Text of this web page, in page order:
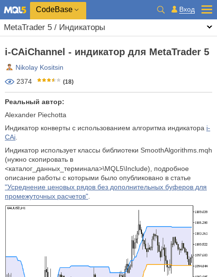
CodeBase Вход
MetaTrader 5 / Индикаторы
i-CAiChannel - индикатор для MetaTrader 5
Nikolay Kositsin
2374
(18)
Реальный автор:
Alexander Piechotta
Индикатор конверты с использованием алгоритма индикатора i-
CAi
Индикатор использует классы библиотеки SmoothAlgorithms.mqh
(нужно скопировать в
<каталог_данных_терминала>\MQL5\Include), подробное
описание работы с которыми было опубликовано в статье
"Усреднение ценовых рядов без дополнительных буферов для
промежуточных расчетов"